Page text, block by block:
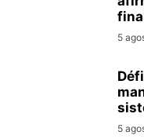
5
5